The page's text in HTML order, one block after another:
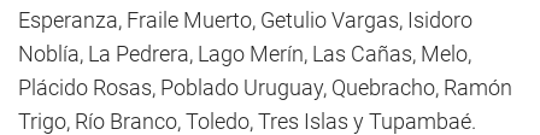
Esperanza, Fraile Muerto, Getulio Vargas, Isidoro
Noblía, La Pedrera, Lago Merín, Las Cañas, Melo,
Plácido Rosas, Poblado Uruguay, Quebracho, Ramón
Trigo, Río Branco, Toledo, Tres Islas y Tupambaé.